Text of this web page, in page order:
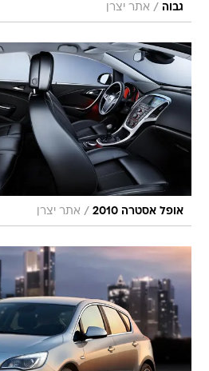
גבוה / אתר יצרן
אופל אסטרה 2010 / אתר יצרן